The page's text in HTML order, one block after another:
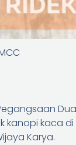
kanopi kaca
Karya.